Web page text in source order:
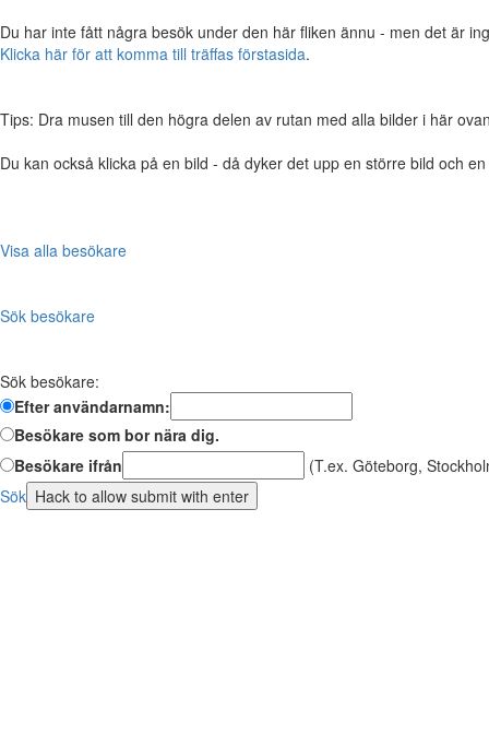
Du har inte fått några besök under den här fliken ännu - men det är
Klicka här för att komma till träffas förstasida.
Tips: Dra musen till den högra delen av rutan med alla bilder i här
Du kan också klicka på en bild - då dyker det upp en större bild och
Visa alla besökare
Sök besökare
Sök besökare:
Efter användarnamn:
Besökare som bor nära dig.
Besökare ifrån
(T.ex. Göteborg,
Sök